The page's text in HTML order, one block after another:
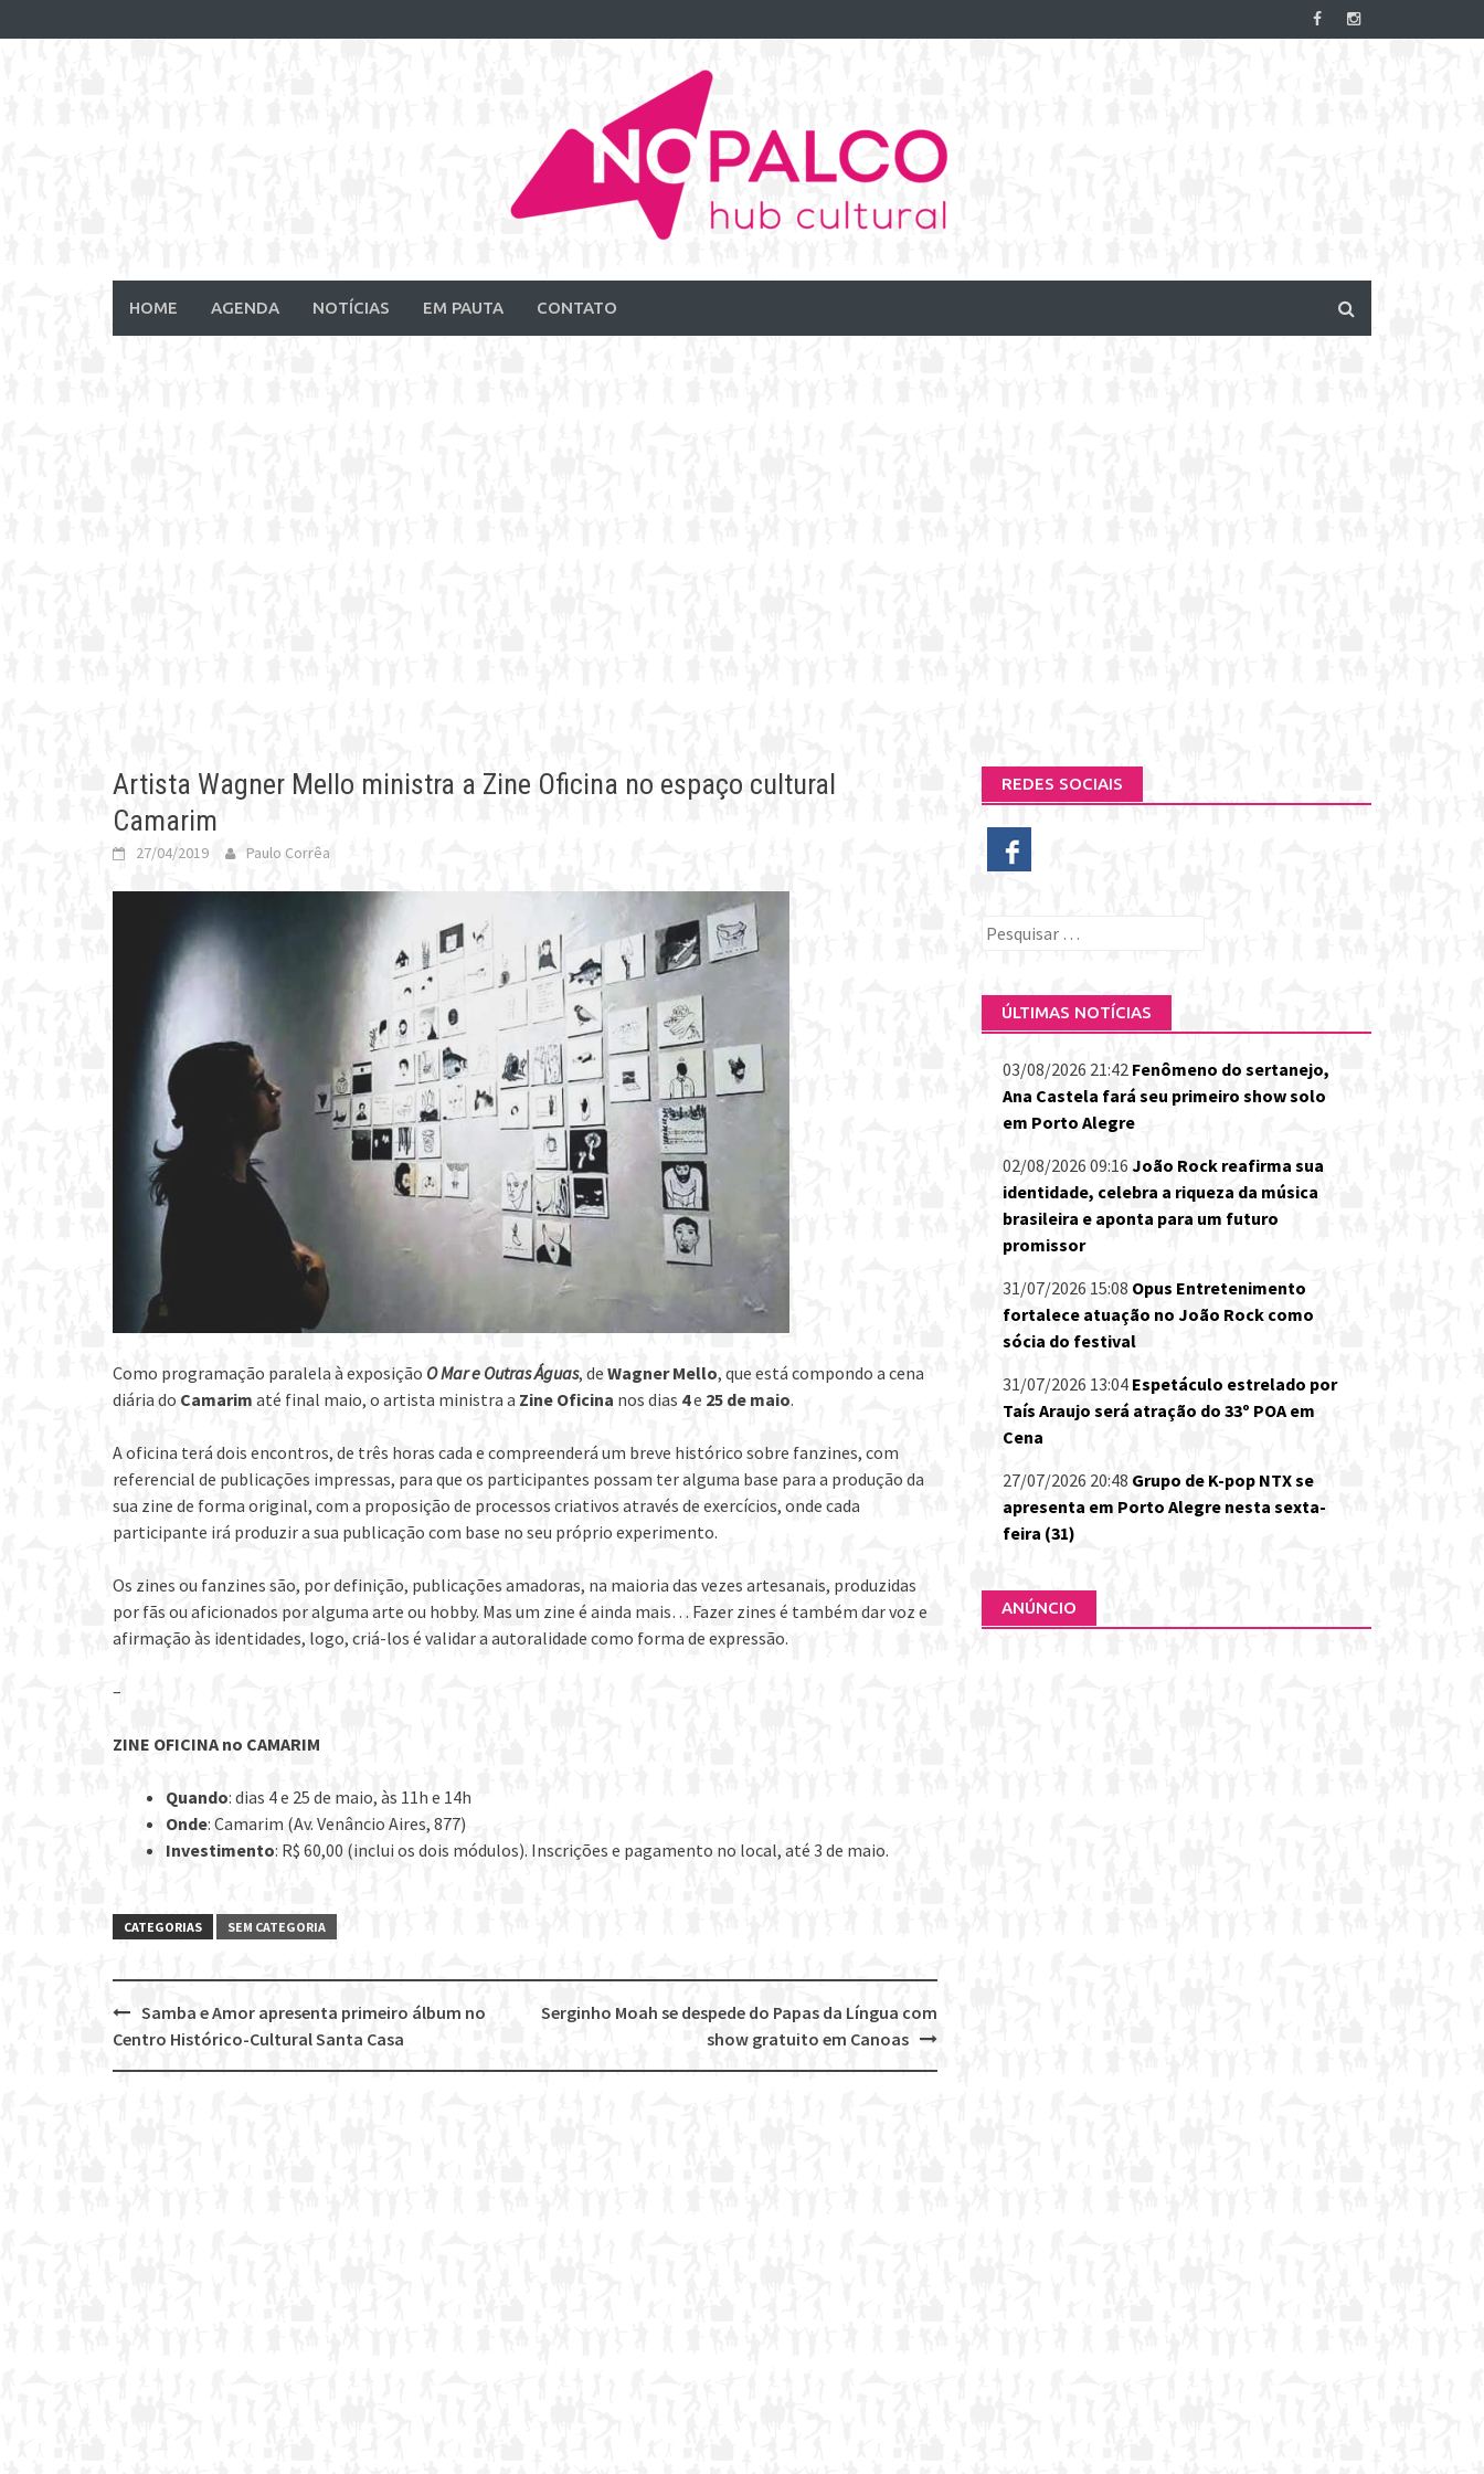
to
HOME AGENDA NOTÍCIAS EM PAUTA CONTATO
Artista Wagner Mello ministra a Zine Oficina no espaço cultural
Camarim
27/04/2019 Paulo Corrêa
Como programação paralela à exposição O Mar e Outras Águas, de Wagner Mello, que está compondo a cena
diária do Camarim até final maio, o artista ministra a Zine Oficina nos dias 4e 25 de maio.
A oficina terá dois encontros, de três horas cada e compreenderá um breve histórico sobre fanzines, com
referencial de publicações impressas, para que os participantes possam ter alguma base para a produção da
sua zine de forma original, com a proposição de processos criativos através de exercícios, onde cada
participante irá produzir a sua publicação com base no seu próprio experimento.
Os zines ou fanzines são, por definição, publicações amadoras, na maioria das vezes artesanais, produzidas
por fãs ou aficionados por alguma arte ou hobby. Mas um zine é ainda mais… Fazer zines é também dar voz e
afirmação às identidades, logo, criá-los é validar a autoralidade como forma de expressão.
–
ZINE OFICINA no CAMARIM
Quando: dias 4 e 25 de maio, às 11h e 14h
Onde: Camarim (Av. Venâncio Aires, 877)
Investimento: R$ 60,00 (inclui os dois módulos). Inscrições e pagamento no local, até 3 de maio.
CATEGORIAS SEM CATEGORIA
Post
navigation
Serginho Moah se despede do Papas da Língua com
show gratuito em Canoas
Samba e Amor apresenta primeiro álbum no
Centro Histórico-Cultural Santa Casa
REDES SOCIAIS
Pesquisar
ÚLTIMAS NOTÍCIAS
03/08/2026 21:42 Fenômeno do sertanejo,
Ana Castela fará seu primeiro show solo
em Porto Alegre
02/08/2026 09:16 João Rock reafirma sua
identidade, celebra a riqueza da música
brasileira e aponta para um futuro
promissor
31/07/2026 15:08 Opus Entretenimento
fortalece atuação no João Rock como
sócia do festival
31/07/2026 13:04 Espetáculo estrelado por
Taís Araujo será atração do 33º POA em
Cena
27/07/2026 20:48 Grupo de K-pop NTX se
apresenta em Porto Alegre nesta sexta-
feira (31)
ANÚNCIO